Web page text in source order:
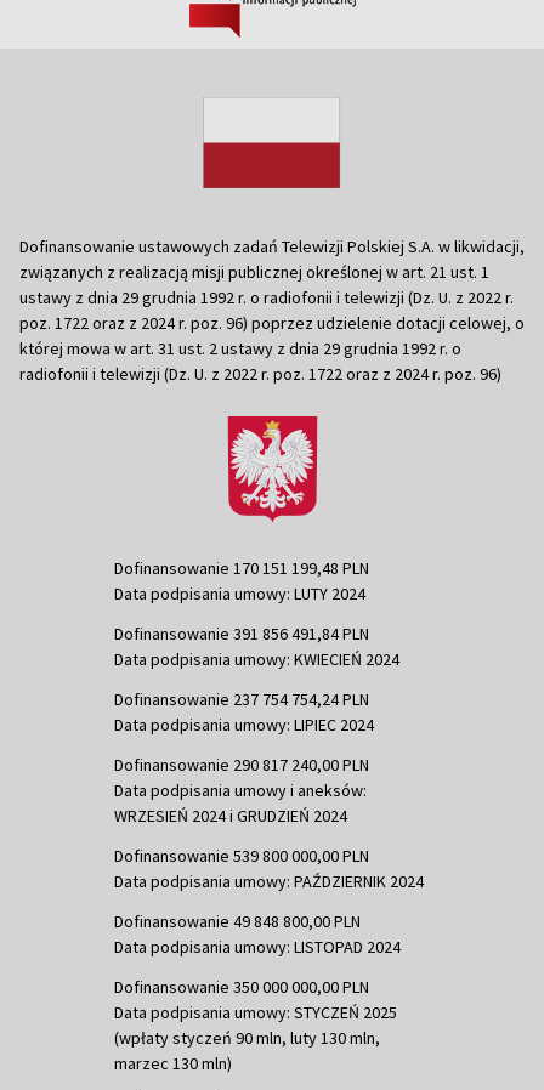
Dofinansowanie ustawowych zadań Telewizji Polskiej S.A. w likwidacji,
związanych z realizacją misji publicznej określonej w art. 21 ust. 1
ustawy z dnia 29 grudnia 1992 r. o radiofonii i telewizji (Dz. U. z 2022 r.
poz. 1722 oraz z 2024 r. poz. 96) poprzez udzielenie dotacji celowej, o
której mowa w art. 31 ust. 2 ustawy z dnia 29 grudnia 1992 r. o
radiofonii i telewizji (Dz. U. z 2022 r. poz. 1722 oraz z 2024 r. poz. 96)
Dofinansowanie 170 151 199,48 PLN
Data podpisania umowy: LUTY 2024
Dofinansowanie 391 856 491,84 PLN
Data podpisania umowy: KWIECIEŃ 2024
Dofinansowanie 237 754 754,24 PLN
Data podpisania umowy: LIPIEC 2024
Dofinansowanie 290 817 240,00 PLN
Data podpisania umowy i aneksów:
WRZESIEŃ 2024 i GRUDZIEŃ 2024
Dofinansowanie 539 800 000,00 PLN
Data podpisania umowy: PAŹDZIERNIK 2024
Dofinansowanie 49 848 800,00 PLN
Data podpisania umowy: LISTOPAD 2024
Dofinansowanie 350 000 000,00 PLN
Data podpisania umowy: STYCZEŃ 2025
(wpłaty styczeń 90 mln, luty 130 mln,
marzec 130 mln)